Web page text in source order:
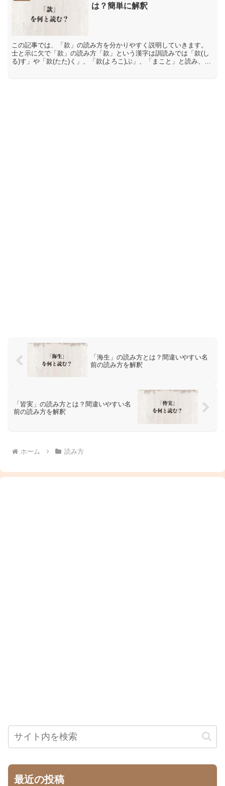
は？簡単に解釈
この記事では、「款」の読み方を分かりやすく説明していきます。
士と示に欠で「款」の読み方「款」という漢字は訓読みでは「款(し
る)す」や「款(たた)く」、「款(よろこ)ぶ」、「まこと」と読み、音
「海生」の読み方とは？間違いやすい名
前の読み方を解釈
「皆実」の読み方とは？間違いやすい名
前の読み方を解釈
ホーム 読み方
最近の投稿